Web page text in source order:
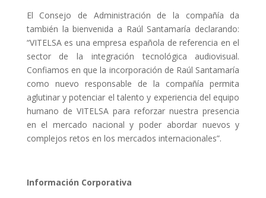
El Consejo de Administración de la compañía da
también la bienvenida a Raúl Santamaría declarando:
“VITELSA es una empresa española de referencia en el
sector de la integración tecnológica audiovisual.
Confiamos en que la incorporación de Raúl Santamaría
como nuevo responsable de la compañía permita
aglutinar y potenciar el talento y experiencia del equipo
humano de VITELSA para reforzar nuestra presencia
en el mercado nacional y poder abordar nuevos y
complejos retos en los mercados internacionales”.
Información Corporativa